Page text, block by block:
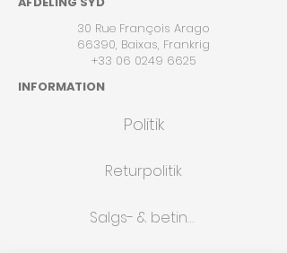
30 Rue François Arago
66390, Baixas, Frankrig
+33 06 0249 6625
INFORMATION
Politik
Returpolitik
Salgs- & betingelser